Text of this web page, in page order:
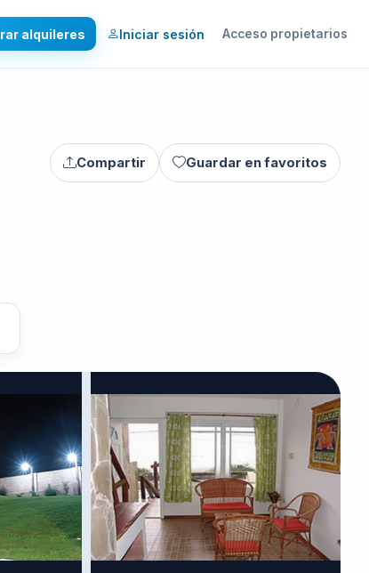
alquileres Iniciar sesión Acceso propietarios
Compartir Guardar en favoritos